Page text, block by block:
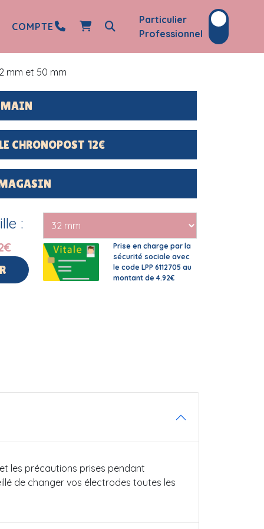
COMPTE
Particulier
Professionnel
mm et 50 mm
CHRONOPOST 12€
:
Prise en charge par la
sécurité sociale avec
le code LPP 6112705 au
montant de 4.92€
les précautions prises pendant
de changer vos électrodes toutes les